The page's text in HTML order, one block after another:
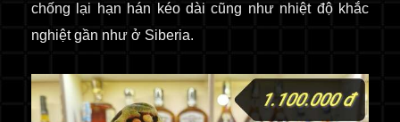
chống lại hạn hán kéo dài cũng như nhiệt độ khắc
nghiệt gần như ở Siberia.